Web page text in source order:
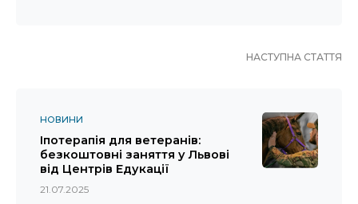
НАСТУПНА СТАТТЯ
НОВИНИ
Іпотерапія для ветеранів:
безкоштовні заняття у Львові
від Центрів Едукації
21.07.2025